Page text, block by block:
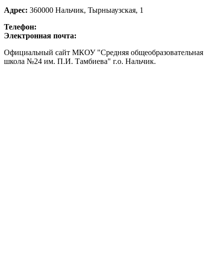
Адрес: 360000 Нальчик, Тырныаузская, 1
Телефон:
Электронная почта:
Официальный сайт МКОУ "Средняя общеобразовательная
школа №24 им. П.И. Тамбиева" г.о. Нальчик.